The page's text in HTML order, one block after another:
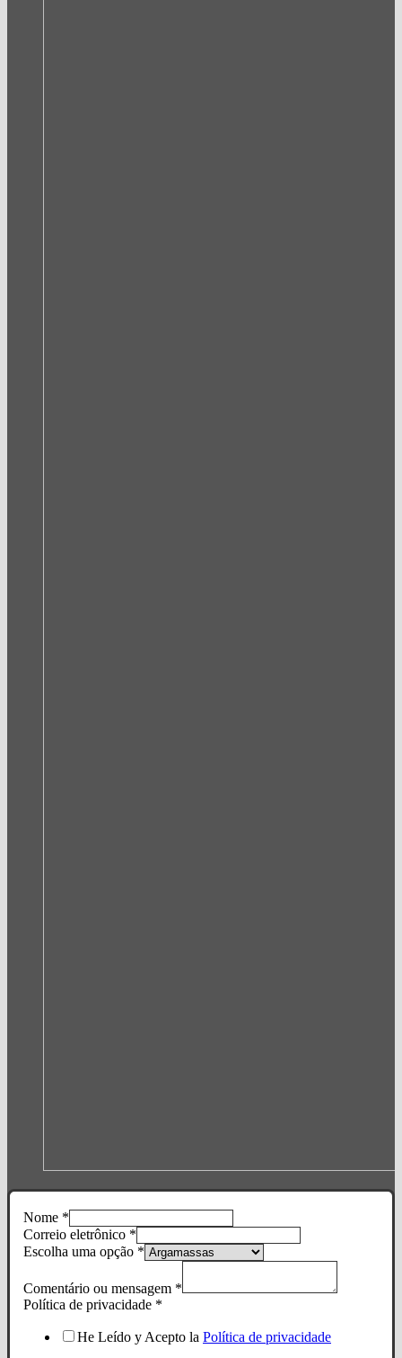
Nome *
Correio eletrônico *
Escolha uma opção *
Comentário ou mensagem *
Política de privacidade *
He Leído y Acepto la Política de privacidade